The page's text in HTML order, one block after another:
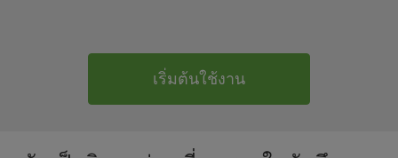
เริ่มต้นใช้งาน